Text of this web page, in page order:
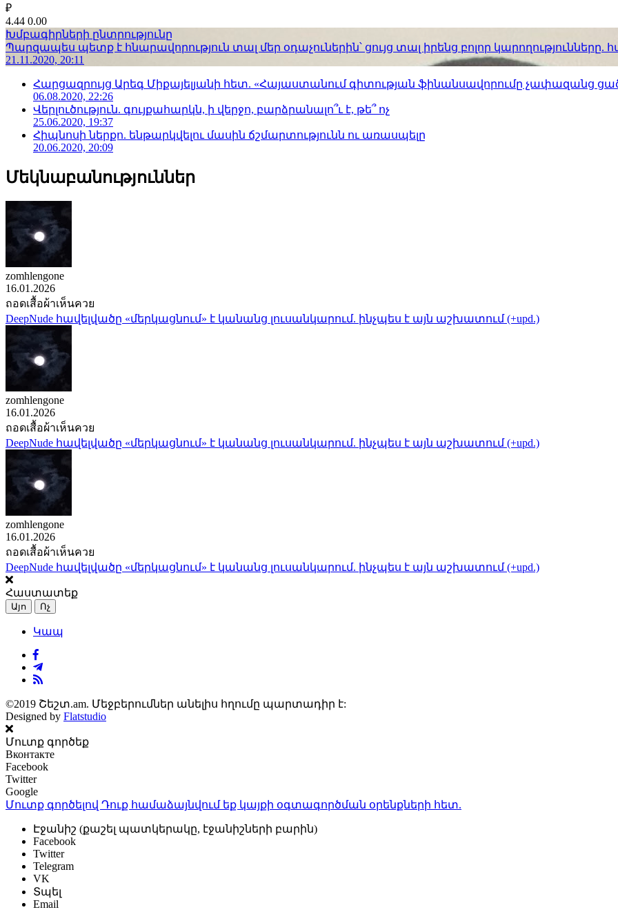
₽
4.44 0.00
Խմբագիրների ընտրությունը
Պարզապես պետք է հնարավորություն տալ մեր օդաչուներին՝ ցույց տալ իրենց բոլոր
21.11.2020, 20:11
Հարցազրույց Արեգ Միքայելյանի հետ. «Հայաստանում գիտության ֆինանսավորումը չափազանց
06.08.2020, 22:26
Վերլուծություն. գույքահարկն, ի վերջո, բարձրանալո՞ւ է, թե՞ ոչ
25.06.2020, 19:37
Հիպնոսի ներքո. ենթարկվելու մասին ճշմարտությունն ու առասպելը
20.06.2020, 20:09
Մեկնաբանություններ
zomhlengone
16.01.2026
ถอดเสื้อผ้าเห็นควย
DeepNude հավելվածը «մերկացնում» է կանանց լուսանկարում. ինչպես է այն աշխատում (+upd.)
zomhlengone
16.01.2026
ถอดเสื้อผ้าเห็นควย
DeepNude հավելվածը «մերկացնում» է կանանց լուսանկարում. ինչպես է այն աշխատում (+upd.)
zomhlengone
16.01.2026
ถอดเสื้อผ้าเห็นควย
DeepNude հավելվածը «մերկացնում» է կանանց լուսանկարում. ինչպես է այն աշխատում (+upd.)
Հաստատեք
Այո Ոչ
Կապ
©2019 Շեշտ.am. Մեջբերումներ անելիս հղումը պարտադիր է:
Designed by Flatstudio
Մուտք գործեք
Вконтакте
Facebook
Twitter
Google
Մուտք գործելով Դուք համաձայնվում եք կայքի օգտագործման օրենքների հետ.
Էջանիշ (քաշել պատկերակը, էջանիշների բարին)
Facebook
Twitter
Telegram
VK
Տպել
Email